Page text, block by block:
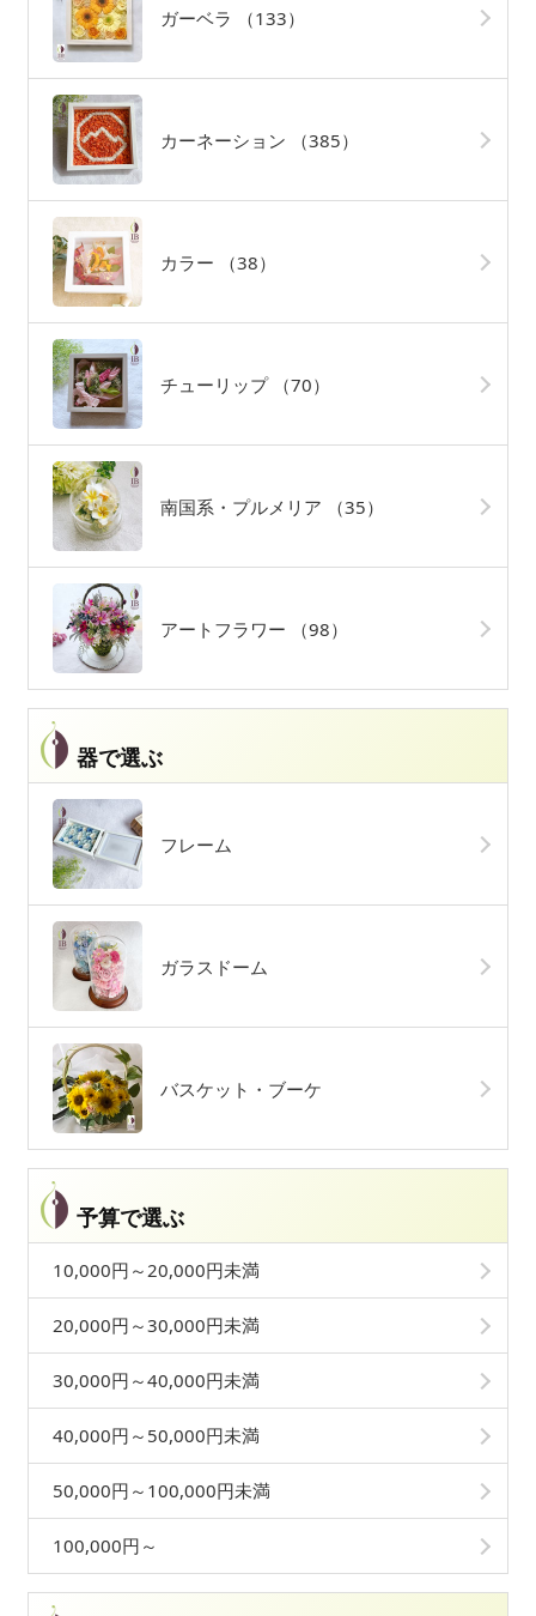
ガーベラ （133）
カーネーション （385）
カラー （38）
チューリップ （70）
南国系・プルメリア （35）
アートフラワー （98）
器で選ぶ
フレーム
ガラスドーム
バスケット・ブーケ
予算で選ぶ
10,000円～20,000円未満
20,000円～30,000円未満
30,000円～40,000円未満
40,000円～50,000円未満
50,000円～100,000円未満
100,000円～